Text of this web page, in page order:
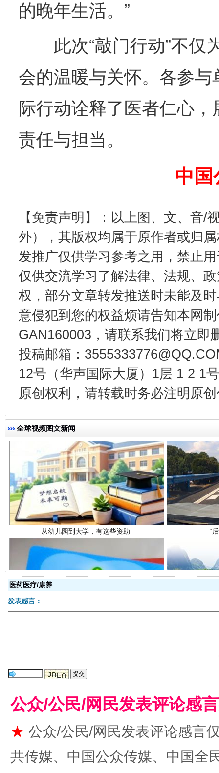
的晚年生活。”
此次“敲门行动”不仅
会的温暖与关怀。各参
际行动诠释了医者仁心
责任与担当。
中国
【免责声明】：以上图、文、音/
外），其版权均属于原作者或归
发推广仅供学习参考之用，禁止
仅供交流学习了解法律、法规、
权，部分文章转发推送时未能及
意侵犯到您的权益烦请告知本网
GAN160003，请联系我们将立即
投稿邮箱：
12号（华声国际大厦）1层 1 2 1
原创权利，请转载时务必注明原
全球视频图文新闻
法徽映军营 权益有保障
一批国家标准开始实施 从
从幼儿园到大学，有这些资助 “
规模最大的光氢储一体化项目 走
医药医疗/康养
发表感言：
公众/公民/网民发表评论感
★ 公众/公民/网民发表评论感言
共传媒、中国公众传媒、中国全